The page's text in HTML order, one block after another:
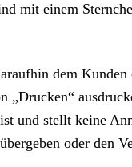
mit einem
dem
„Drucken“
und stellt keine
oder den